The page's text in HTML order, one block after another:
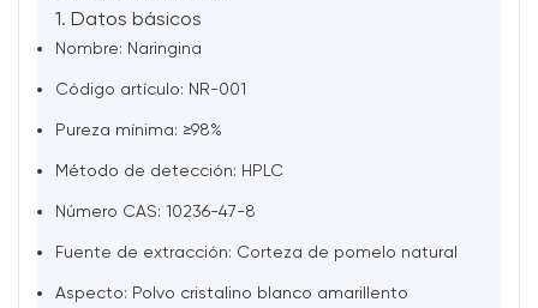
1. Datos básicos
Nombre: Naringina
Código artículo: NR-001
Pureza mínima: ≥98%
Método de detección: HPLC
Número CAS: 10236-47-8
Fuente de extracción: Corteza de pomelo natural
Aspecto: Polvo cristalino blanco amarillento